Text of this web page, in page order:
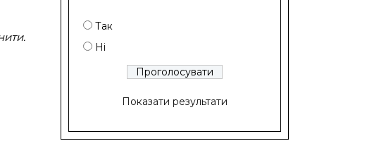
Так
Ні
Показати результати